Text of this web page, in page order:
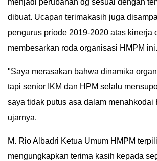
INFOGRAFIS
ADVERTORIAL
menjadi perubahan dg sesuai dengan
dibuat. Ucapan terimakasih juga
pengurus priode 2019-2020 atas kinerja
membesarkan roda organisasi HMPM ini.
"Saya merasakan bahwa dinamika
tapi senior IKM dan HPM selalu
saya tidak putus asa dalam menahkodai
ujarnya.
M. Rio Albadri Ketua Umum HMPM
mengungkapkan terima kasih kepada